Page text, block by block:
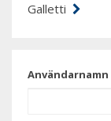
Galletti
Användarnamn